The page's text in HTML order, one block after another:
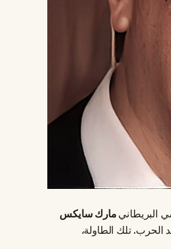
مارك سايكس
الحرب. تلك الطاولة،